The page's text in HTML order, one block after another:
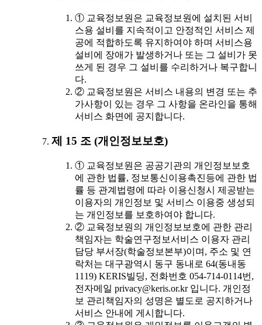
① 교육정보원은 교육정보원에 설치된 서비
스용 설비를 지속적이고 안정적인 서비스 제
공에 적합하도록 유지하여야 하며 서비스용
설비에 장애가 발생하거나 또는 그 설비가 못
쓰게 된 경우 그 설비를 수리하거나 복구합니
다.
② 교육정보원은 서비스 내용의 변경 또는 추
가사항이 있는 경우 그 사항을 온라인을 통해
서비스 화면에 공지합니다.
제 15 조 (개인정보보호)
① 교육정보원은 공공기관의 개인정보보호
에 관한 법률, 정보통신이용촉진등에 관한 법
률 등 관계법령에 따라 이용신청시 제공받는
이용자의 개인정보 및 서비스 이용중 생성되
는 개인정보를 보호하여야 합니다.
② 교육정보원의 개인정보보호에 관한 관리
책임자는 학술연구정보서비스 이용자 관리
담당 부서장(학술정보본부)이며, 주소 및 연
락처는 대구광역시 동구 동내로 64(동내동
1119) KERIS빌딩, 전화번호 054-714-0114번,
전자메일 privacy@keris.or.kr 입니다. 개인정
보 관리책임자의 성명은 별도로 공지하거나
서비스 안내에 게시합니다.